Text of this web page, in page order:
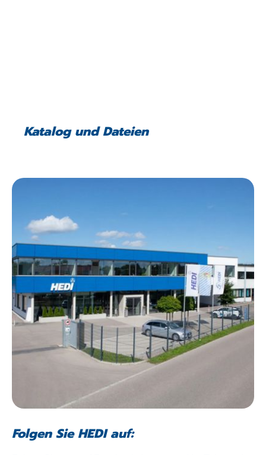
Katalog und Dateien
Folgen Sie HEDI auf: